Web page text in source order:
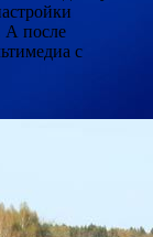
А после
с